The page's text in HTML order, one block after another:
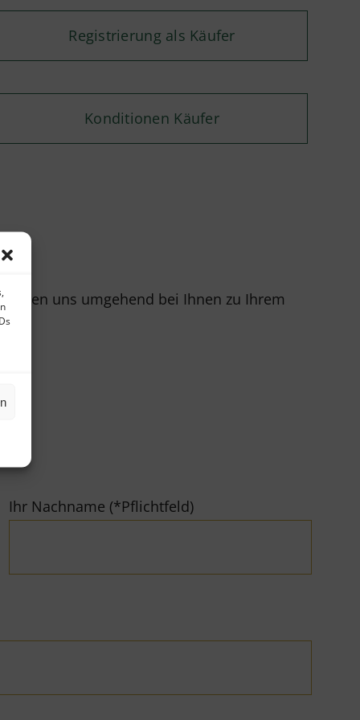
Registrierung als Käufer
Konditionen Käufer
uns umgehend bei Ihnen zu Ihrem
Ihr Nachname (*Pflichtfeld)